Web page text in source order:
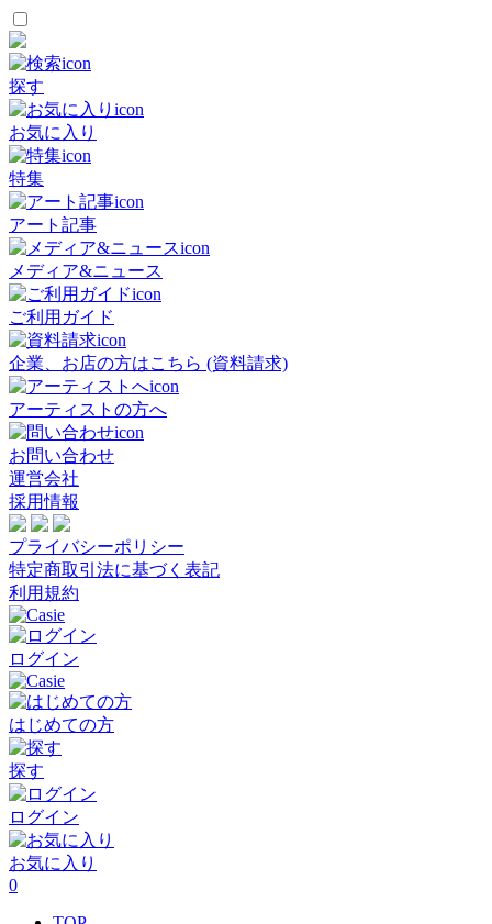
探す
お気に入り
特集
アート記事
メディア&ニュース
ご利用ガイド
企業、お店の方はこちら (資料請求)
アーティストの方へ
お問い合わせ
運営会社
採用情報
プライバシーポリシー
特定商取引法に基づく表記
利用規約
ログイン
はじめての方
探す
ログイン
お気に入り
0